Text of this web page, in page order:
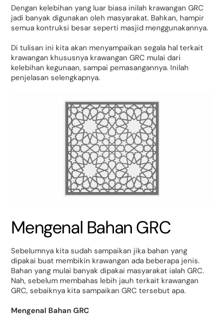
Dengan kelebihan yang luar biasa inilah krawangan GRC
jadi banyak digunakan oleh masyarakat. Bahkan, hampir
semua kontruksi besar seperti masjid menggunakannya.
Di tulisan ini kita akan menyampaikan segala hal terkait
krawangan khususnya krawangan GRC mulai dari
kelebihan kegunaan, sampai pemasangannya. Inilah
penjelasan selengkapnya.
Mengenal Bahan GRC
Sebelumnya kita sudah sampaikan jika bahan yang
dipakai buat membikin krawangan ada beberapa jenis.
Bahan yang mulai banyak dipakai masyarakat ialah GRC.
Nah, sebelum membahas lebih jauh terkait krawangan
GRC, sebaiknya kita sampaikan GRC tersebut apa.
Mengenal Bahan GRC